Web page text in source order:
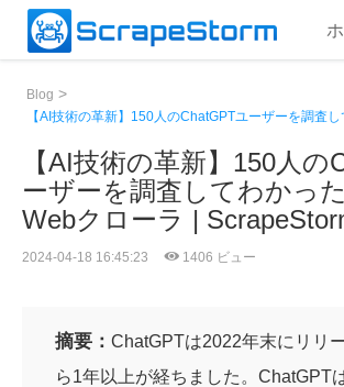
Blog >
【AI技術の革新】150人のChatGPTユーザーを調査
【AI技術の革新】150人の
ーザーを調査してわかっ
Webクローラ |
2024-04-18 16:45:23 1406 ビュー
摘要： ChatGPTは2022年末にリリ
ら1年以上が経ちました。ChatGPT